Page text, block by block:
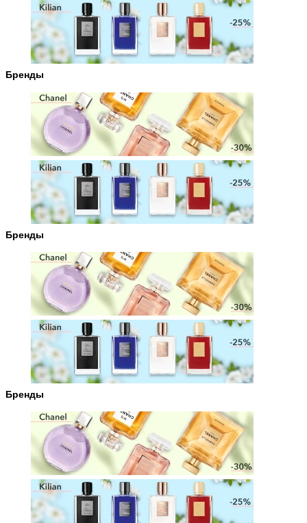
Бренды
Бренды
Бренды